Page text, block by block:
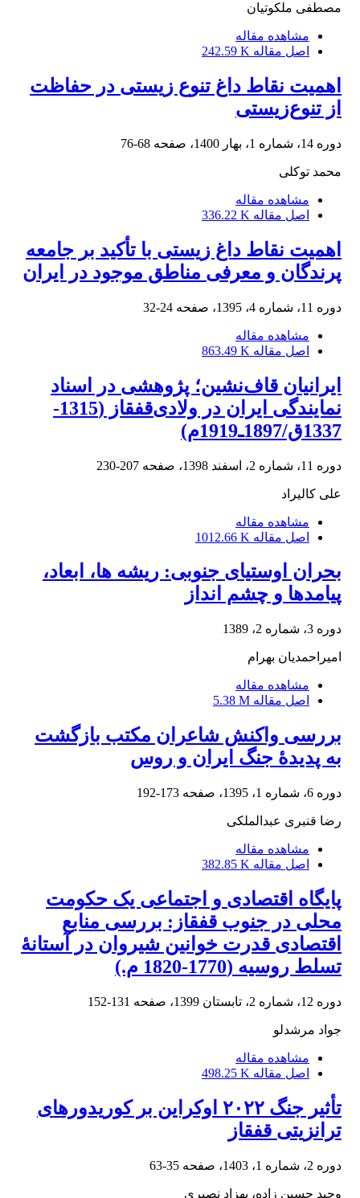
مصطفی ملکوتیان
مشاهده مقاله
اصل مقاله 242.59 K
اهمیت نقاط داغ تنوع زیستی در حفاظت
از تنوع‌زیستی
دوره 14، شماره 1، بهار 1400، صفحه 68-76
محمد توکلی
مشاهده مقاله
اصل مقاله 336.22 K
اهمیت نقاط داغ زیستی با تأکید بر جامعه
پرندگان و معرفی مناطق موجود در ایران
دوره 11، شماره 4، 1395، صفحه 24-32
مشاهده مقاله
اصل مقاله 863.49 K
ایرانیان قاف‌نشین؛ پژوهشی در اسناد
نمایندگی ایران در ولادی‌قفقاز (1315-
1337ق/1897ـ1919م)
دوره 11، شماره 2، اسفند 1398، صفحه 207-230
علی کالیراد
مشاهده مقاله
اصل مقاله 1012.66 K
بحران اوستیای جنوبی: ریشه ها، ابعاد،
پیامدها و چشم انداز
دوره 3، شماره 2، 1389
امیراحمدیان بهرام
مشاهده مقاله
اصل مقاله 5.38 M
بررسی واکنش شاعران مکتب بازگشت
به پدیدۀ جنگ ایران و روس
دوره 6، شماره 1، 1395، صفحه 173-192
رضا قنبری عبدالملکی
مشاهده مقاله
اصل مقاله 382.85 K
پایگاه اقتصادی و اجتماعی یک حکومت‌
محلی در جنوب قفقاز: بررسی منابع
اقتصادی قدرت خوانین شیروان در آستانۀ
تسلط روسیه (1770-1820 م.)
دوره 12، شماره 2، تابستان 1399، صفحه 131-152
جواد مرشدلو
مشاهده مقاله
اصل مقاله 498.25 K
تأثیر جنگ ۲۰۲۲ اوکراین بر کوریدورهای
ترانزیتی قفقاز
دوره 2، شماره 1، 1403، صفحه 35-63
وحید حسین زاده، بهزاد نصیری